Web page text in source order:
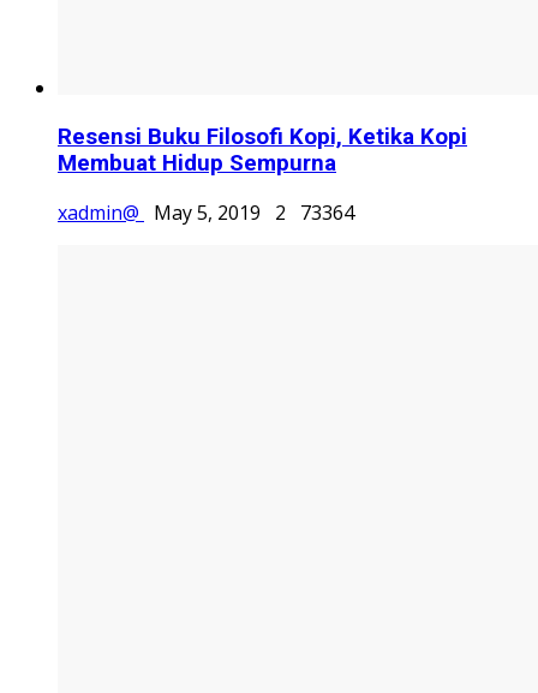
Resensi Buku Filosofi Kopi, Ketika Kopi
Membuat Hidup Sempurna
xadmin@
May 5, 2019 2 73364